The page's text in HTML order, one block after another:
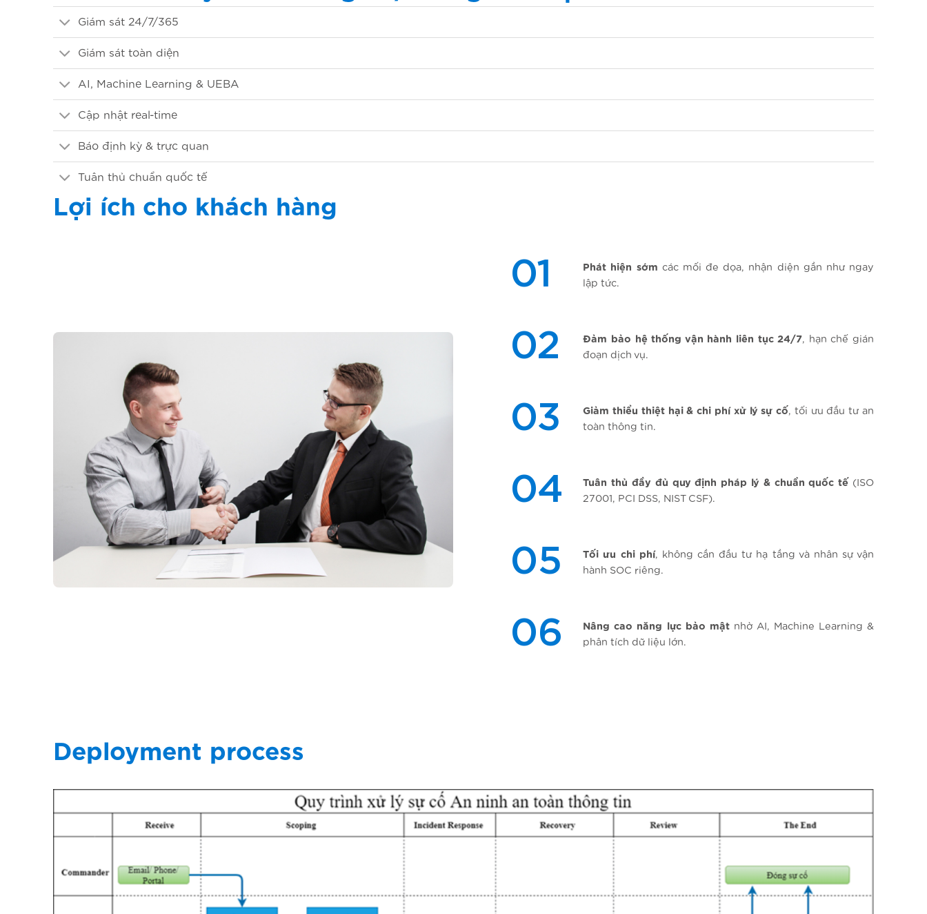
Giám sát 24/7/365
Giám sát toàn diện
AI, Machine Learning & UEBA
Cập nhật real-time
Báo định kỳ & trực quan
Tuân thủ chuẩn quốc tế
Lợi ích cho khách hàng
01 Phát hiện sớm các mối đe dọa, nhận diện gần như ngay
lập tức.
02 Đảm bảo hệ thống vận hành liên tục24/7, hạn chế gián
đoạn dịch vụ.
03 Giảm thiểu thiệt hại& chi phí xử lý sự cố, tối ưu đầu tư an
toàn thông tin.
04 Tuânthủ đầy đủ quy định pháp lý & chuẩn quốc tế (ISO
27001, PCI DSS, NIST CSF).
05 Tối ưu chi phí, không cần đầu tư hạ tầng và nhân sự vận
hành SOC riêng.
06 Nâng cao năng lực bảo mật nhờAI, Machine Learning &
phân tích dữ liệu lớn.
Deployment process